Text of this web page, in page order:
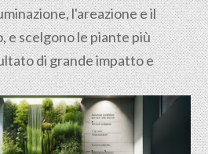
l'areazione e il
e scelgono le piante più
di grande impatto e